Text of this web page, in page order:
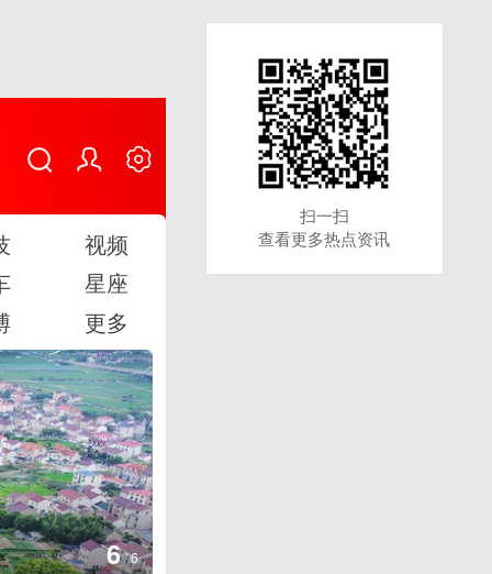
视频
星座
更多
6/6
扫一扫
查看更多热点资讯
扫一扫
查看更多热点资讯